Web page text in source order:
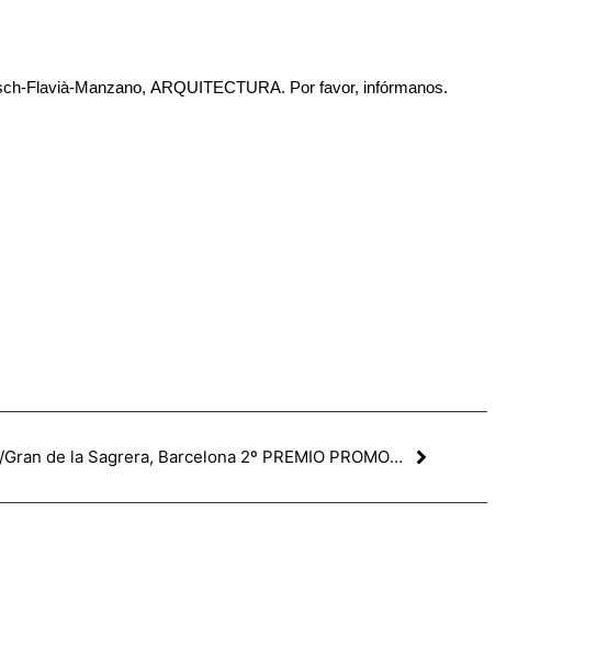
Flavià-Manzano, ARQUITECTURA. Por favor, infórmanos.
27 viviendas en C/Gran de la Sagrera, Barcelona 2º PREMIO PROMOCIÓN SOSTENIBLE ENDESA 2007